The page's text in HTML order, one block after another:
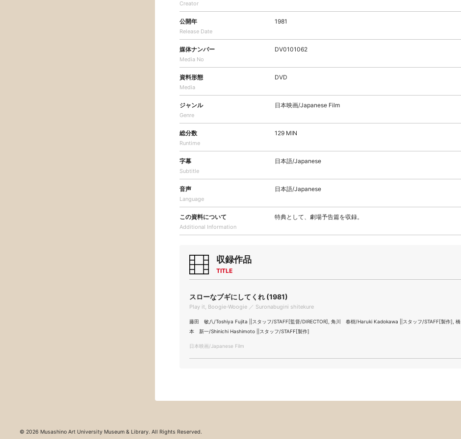
Creator
公開年
Release Date
1981
媒体ナンバー
Media No
DV0101062
資料形態
Media
DVD
ジャンル
Genre
日本映画/Japanese Film
総分数
Runtime
129 MIN
字幕
Subtitle
日本語/Japanese
音声
Language
日本語/Japanese
この資料について
Additional Information
特典として、劇場予告篇を収録。
収録作品
TITLE
スローなブギにしてくれ (1981)
Play it, Boogie-Woogie ／ Suronabugini shitekure
藤田 敏八/Toshiya Fujita ||スタッフ/STAFF[監督/DIRECTOR], 角川 春樹/Haruki Kadokawa ||スタッフ/STAFF[製作], 橋
本 新一/Shinichi Hashimoto ||スタッフ/STAFF[製作]
日本映画/Japanese Film
© 2026 Musashino Art University Museum & Library. All Rights Reserved.